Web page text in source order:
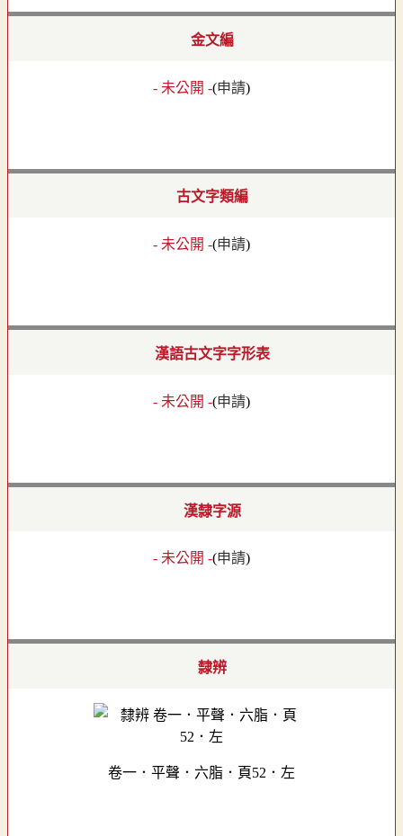
金文編
- 未公開 -(申請)
古文字類編
- 未公開 -(申請)
漢語古文字字形表
- 未公開 -(申請)
漢隸字源
- 未公開 -(申請)
隸辨
卷一．平聲．六脂．頁52．左